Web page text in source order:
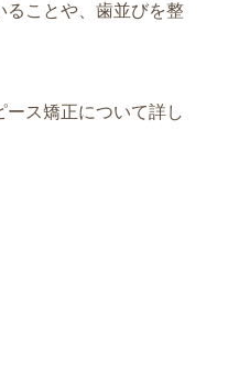
ることや、歯並びを整
ス矯正について詳し